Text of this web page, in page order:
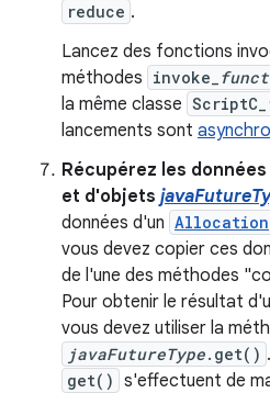
reduce .
Lancez des fonctions
méthodes invoke_
la même classe ScriptC_
lancements sont
Récupérez les
et d'objets
données d'un Allocation
vous devez copier ces
de l'une des méthodes
Pour obtenir le résultat
vous devez utiliser la
javaFutureType.get()
get() s'effectuent de